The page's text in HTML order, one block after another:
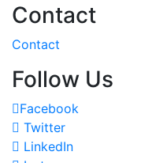
Contact
Contact
Follow Us
Facebook
Twitter
LinkedIn